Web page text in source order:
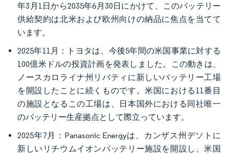
年3月1日から2035年6月30日にかけて、このバッテリー
供給契約は北米および欧州向けの納品に焦点を当てて
います。
2025年11月：トヨタは、今後5年間の米国事業に対する
100億米ドルの投資計画を発表しました。この動きは、
ノースカロライナ州リバティに新しいバッテリー工場
を開設したことに続くものです。米国における11番目
の施設となるこの工場は、日本国外における同社唯一
のバッテリー生産拠点として際立っています。
2025年7月：Panasonic Energyは、カンザス州デソトに
新しいリチウムイオンバッテリー施設を開設し、米国